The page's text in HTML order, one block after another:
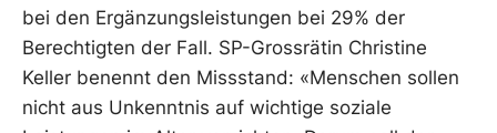
bei den Ergänzungsleistungen bei 29% der
Berechtigten der Fall. SP-Grossrätin Christine
Keller benennt den Missstand: «Menschen sollen
nicht aus Unkenntnis auf wichtige soziale